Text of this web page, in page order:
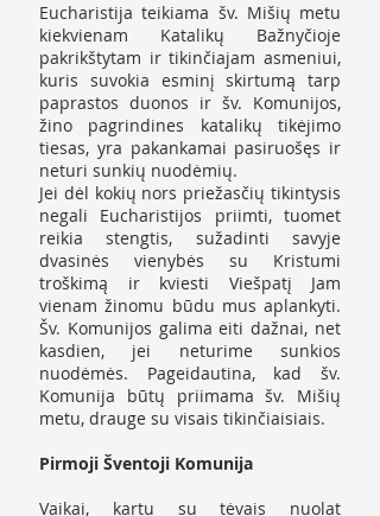
Eucharistija teikiama šv. Mišių metu
kiekvienam Katalikų Bažnyčioje
pakrikštytam ir tikinčiajam asmeniui,
kuris suvokia esminį skirtumą tarp
paprastos duonos ir šv. Komunijos,
žino pagrindines katalikų tikėjimo
tiesas, yra pakankamai pasiruošęs ir
neturi sunkių nuodėmių.
Jei dėl kokių nors priežasčių tikintysis
negali Eucharistijos priimti, tuomet
reikia stengtis, sužadinti savyje
dvasinės vienybės su Kristumi
troškimą ir kviesti Viešpatį Jam
vienam žinomu būdu mus aplankyti.
Šv. Komunijos galima eiti dažnai, net
kasdien, jei neturime sunkios
nuodėmės. Pageidautina, kad šv.
Komunija būtų priimama šv. Mišių
metu, drauge su visais tikinčiaisiais.
Pirmoji Šventoji Komunija
Vaikai, kartu su tėvais nuolat